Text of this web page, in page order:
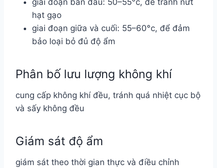
giai đoạn ban đầu: 50–55°c, để tránh nứt
hạt gạo
giai đoạn giữa và cuối: 55–60°c, để đảm
bảo loại bỏ đủ độ ẩm
Phân bố lưu lượng không khí
cung cấp không khí đều, tránh quá nhiệt cục bộ
và sấy không đều
Giám sát độ ẩm
giám sát theo thời gian thực và điều chỉnh